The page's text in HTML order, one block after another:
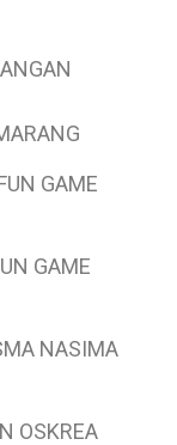
GAME
GAME
NASIMA
OSKREA